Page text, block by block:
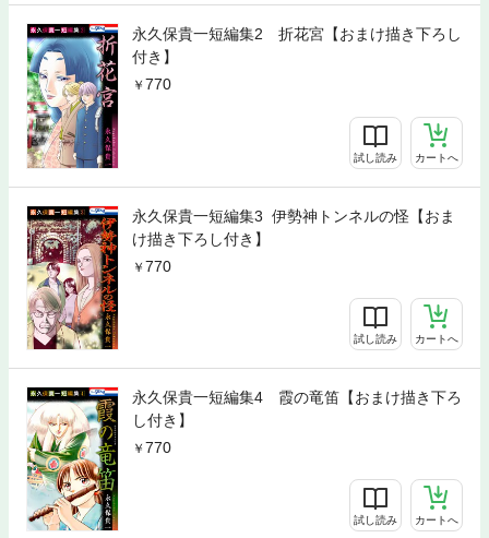
永久保貴一短編集2 折花宮【おまけ描き下ろし
付き】
770
試し読み カートへ
永久保貴一短編集3 伊勢神トンネルの怪【おま
け描き下ろし付き】
770
試し読み カートへ
永久保貴一短編集4 霞の竜笛【おまけ描き下ろ
し付き】
770
試し読み カートへ